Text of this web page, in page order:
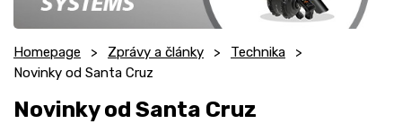
Homepage Zprávy a články
Technika
Novinky od Santa Cruz
Novinky od Santa Cruz